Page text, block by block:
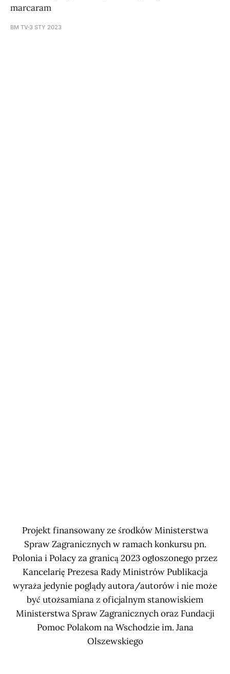
marcaram
BM TV 3 STY 2023
Projekt finansowany ze środków Ministerstwa
Spraw Zagranicznych w ramach konkursu pn.
Polonia i Polacy za granicą 2023 ogłoszonego przez
Kancelarię Prezesa Rady Ministrów Publikacja
wyraża jedynie poglądy autora/autorów i nie może
być utożsamiana z oficjalnym stanowiskiem
Ministerstwa Spraw Zagranicznych oraz Fundacji
Pomoc Polakom na Wschodzie im. Jana
Olszewskiego